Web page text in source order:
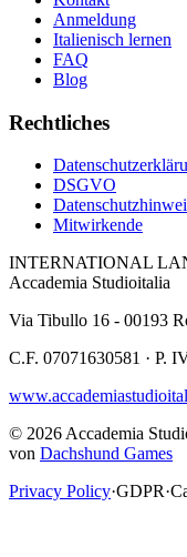
Anmeldung
Italienisch lernen
FAQ
Blog
Rechtliches
DSGVO
Mitwirkende
INTERNATIONAL
Accademia Studioitalia
Via Tibullo 16 - 00193
C.F. 07071630581 · P.
© 2026 Accademia
von Dachshund Games
Privacy Policy·GDPR·